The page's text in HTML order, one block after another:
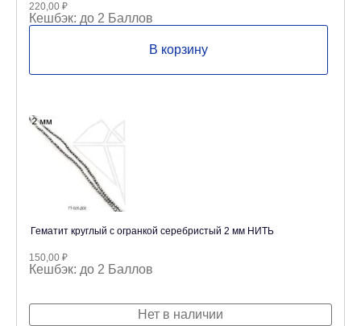
220,00 ₽
Кешбэк: до 2 Баллов
В корзину
Гематит круглый с огранкой серебристый 2 мм НИТЬ
150,00 ₽
Кешбэк: до 2 Баллов
Нет в наличии